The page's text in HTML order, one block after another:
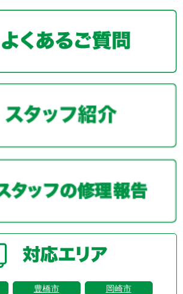
豊橋市
岡崎市